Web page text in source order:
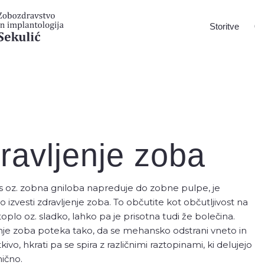
Storitve
pregled z
kamna
zoba
oz. zobna gniloba napreduje do zobne pulpe, je
izvesti zdravljenje zoba. To občutite kot občutljivost na
oz. sladko, lahko pa je prisotna tudi že bolečina.
zoba poteka tako, da se mehansko odstrani vneto in
hkrati pa se spira z različnimi raztopinami, ki delujejo